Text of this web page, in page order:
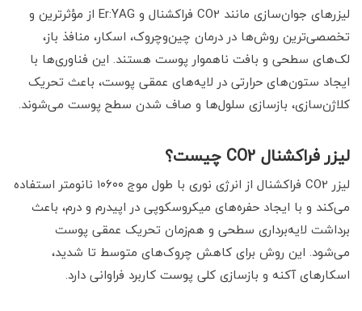
لیزرهای جوان‌سازی مانند CO2 فراکشنال و Er:YAG از مؤثرترین و
تخصصی‌ترین روش‌ها در درمان چین‌وچروک، اسکار، منافذ باز،
لک‌های سطحی و بافت ناهموار پوست هستند. این فناوری‌ها با
ایجاد ستون‌های حرارتی در لایه‌های عمقی پوست، باعث تحریک
کلاژن‌سازی، بازسازی سلول‌ها و صاف شدن سطح پوست می‌شوند.
لیزر فراکشنال CO2 چیست؟
لیزر CO2 فراکشنال از انرژی نوری با طول موج ۱۰۶۰۰ نانومتر استفاده
می‌کند و با ایجاد حفره‌های میکروسکوپی در اپیدرم و درم، باعث
برداشت لایه‌برداری سطحی و هم‌زمان تحریک عمقی پوست
می‌شود. این روش برای کاهش چروک‌های متوسط تا شدید،
اسکارهای آکنه و بازسازی کلی پوست کاربرد فراوانی دارد.